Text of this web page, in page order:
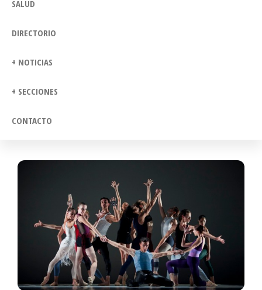
SALUD
DIRECTORIO
+ NOTICIAS
+ SECCIONES
CONTACTO